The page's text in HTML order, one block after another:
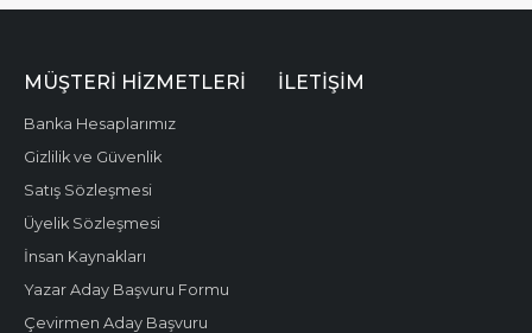
MÜŞTERI HIZMETLERI
Banka Hesaplarımız
Gizlilik ve Güvenlik
Satış Sözleşmesi
Üyelik Sözleşmesi
İnsan Kaynakları
Yazar Aday Başvuru Formu
Çevirmen Aday Başvuru
İLETIŞIM